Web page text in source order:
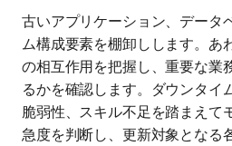
古いアプリケーション、データ
ム構成要素を棚卸しします。あ
の相互作用を把握し、重要な業
るかを確認します。ダウンタイ
脆弱性、スキル不足を踏まえて
急度を判断し、更新対象となる